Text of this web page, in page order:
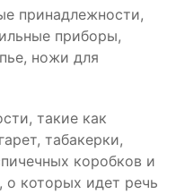
принадлежности,
приборы,
ножи для
такие как
табакерки,
коробков и
о которых идет речь